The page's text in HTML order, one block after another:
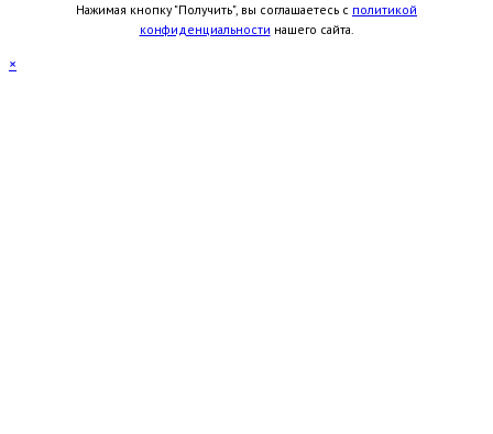
Нажимая кнопку "Получить", вы соглашаетесь с политикой
конфиденциальности нашего сайта.
×